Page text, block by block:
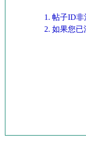
帖子ID非
如果您已